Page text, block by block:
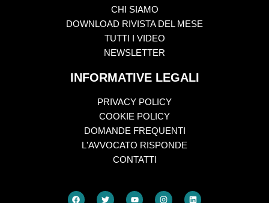
CHI SIAMO
DOWNLOAD RIVISTA DEL MESE
TUTTI I VIDEO
NEWSLETTER
INFORMATIVE LEGALI
PRIVACY POLICY
COOKIE POLICY
DOMANDE FREQUENTI
L'AVVOCATO RISPONDE
CONTATTI